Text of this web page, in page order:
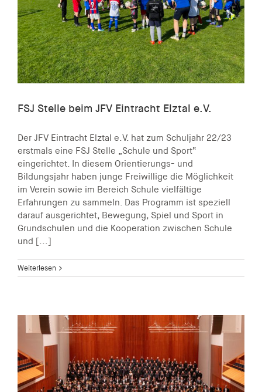
FSJ Stelle beim JFV Eintracht Elztal e.V.
Der JFV Eintracht Elztal e.V. hat zum Schuljahr 22/23
erstmals eine FSJ Stelle „Schule und Sport“
eingerichtet. In diesem Orientierungs- und
Bildungsjahr haben junge Freiwillige die Möglichkeit
im Verein sowie im Bereich Schule vielfältige
Erfahrungen zu sammeln. Das Programm ist speziell
darauf ausgerichtet, Bewegung, Spiel und Sport in
Grundschulen und die Kooperation zwischen Schule
und [...]
Weiterlesen